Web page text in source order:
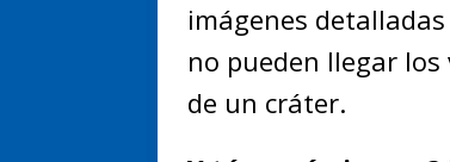
imágenes
no pueden llegar
de un cráter.